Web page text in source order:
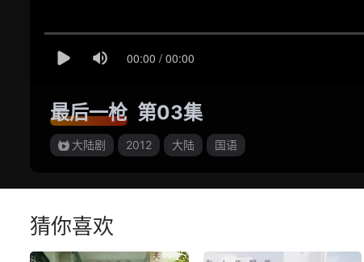
最后一枪 第03集
大陆剧 2012 大陆 国语
猜你喜欢